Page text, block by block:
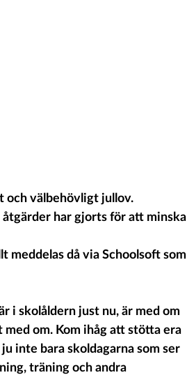
och välbehövligt jullov.
har gjorts för att minska
meddelas då via Schoolsoft som
i skolåldern just nu, är med om
om. Kom ihåg att stötta era
inte bara skoldagarna som ser
träning och andra